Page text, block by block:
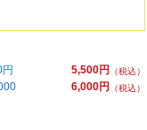
5,500円
（税込）
6,000円
（税込）